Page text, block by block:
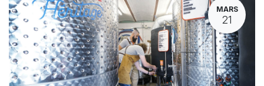
MARS
21